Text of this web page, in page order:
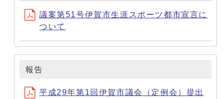
議案第51号伊賀市生涯スポーツ都市宣言に
ついて
報告
平成29年第1回伊賀市議会（定例会）提出